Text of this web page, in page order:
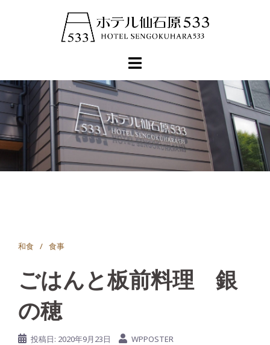
へ
ス
キ
ッ
プ
和食 食事
ごはんと板前料理 銀
の穂
投稿日: 2020年9月23日 WPPOSTER